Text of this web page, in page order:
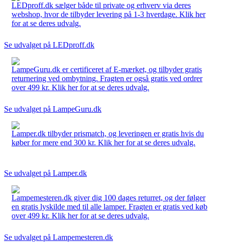
LEDproff.dk sælger både til private og erhverv via deres
webshop, hvor de tilbyder levering på 1-3 hverdage. Klik her
for at se deres udvalg.
Se udvalget på LEDproff.dk
LampeGuru.dk er certificeret af E-mærket, og tilbyder gratis
returnering ved ombytning. Fragten er også gratis ved ordrer
over 499 kr. Klik her for at se deres udvalg.
Se udvalget på LampeGuru.dk
Lamper.dk tilbyder prismatch, og leveringen er gratis hvis du
køber for mere end 300 kr. Klik her for at se deres udvalg.
Se udvalget på Lamper.dk
Lampemesteren.dk giver dig 100 dages returret, og der følger
en gratis lyskilde med til alle lamper. Fragten er gratis ved køb
over 499 kr. Klik her for at se deres udvalg.
Se udvalget på Lampemesteren.dk